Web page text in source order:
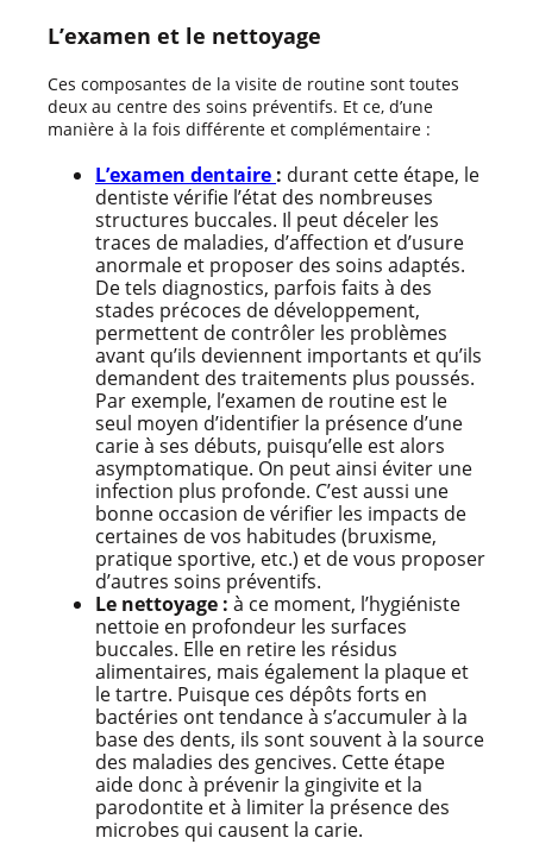
L’examen et le nettoyage
Ces composantes de la visite de routine sont toutes
deux au centre des soins préventifs. Et ce, d’une
manière à la fois différente et complémentaire :
L’examen dentaire : durant cette étape, le
dentiste vérifie l’état des nombreuses
structures buccales. Il peut déceler les
traces de maladies, d’affection et d’usure
anormale et proposer des soins adaptés.
De tels diagnostics, parfois faits à des
stades précoces de développement,
permettent de contrôler les problèmes
avant qu’ils deviennent importants et qu’ils
demandent des traitements plus poussés.
Par exemple, l’examen de routine est le
seul moyen d’identifier la présence d’une
carie à ses débuts, puisqu’elle est alors
asymptomatique. On peut ainsi éviter une
infection plus profonde. C’est aussi une
bonne occasion de vérifier les impacts de
certaines de vos habitudes (bruxisme,
pratique sportive, etc.) et de vous proposer
d’autres soins préventifs.
Le nettoyage : à ce moment, l’hygiéniste
nettoie en profondeur les surfaces
buccales. Elle en retire les résidus
alimentaires, mais également la plaque et
le tartre. Puisque ces dépôts forts en
bactéries ont tendance à s’accumuler à la
base des dents, ils sont souvent à la source
des maladies des gencives. Cette étape
aide donc à prévenir la gingivite et la
parodontite et à limiter la présence des
microbes qui causent la carie.